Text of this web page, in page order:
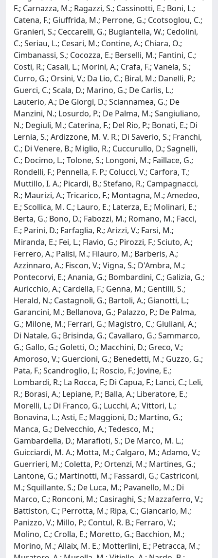
F.; Carnazza, M.; Ragazzi, S.; Cassinotti, E.; Boni, L.;
Catena, F.; Giuffrida, M.; Perrone, G.; Ccotsoglou, C.;
Granieri, S.; Ceccarelli, G.; Bugiantella, W.; Cedolini,
C.; Seriau, L.; Cesari, M.; Contine, A.; Chiara, O.;
Cimbanassi, S.; Cocozza, E.; Berselli, M.; Fantini, C.;
Costi, R.; Casali, L.; Morini, A.; Crafa, F.; Vanela, S.;
Curro, G.; Orsini, V.; Da Lio, C.; Biral, M.; Danelli, P.;
Guerci, C.; Scala, D.; Marino, G.; De Carlis, L.;
Lauterio, A.; De Giorgi, D.; Sciannamea, G.; De
Manzini, N.; Losurdo, P.; De Palma, M.; Sangiuliano,
N.; Degiuli, M.; Caterina, F.; Del Rio, P.; Bonati, E.; Di
Lernia, S.; Ardizzone, M. V. R.; Di Saverio, S.; Franchi,
C.; Di Venere, B.; Miglio, R.; Cuccurullo, D.; Sagnelli,
C.; Docimo, L.; Tolone, S.; Longoni, M.; Faillace, G.;
Rondelli, F.; Pennella, F. P.; Colucci, V.; Carfora, T.;
Muttillo, I. A.; Picardi, B.; Stefano, R.; Campagnacci,
R.; Maurizi, A.; Tricarico, F.; Montagna, M.; Amedeo,
E.; Scollica, M. C.; Lauro, E.; Laterza, E.; Molinari, E.;
Berta, G.; Bono, D.; Fabozzi, M.; Romano, M.; Facci,
E.; Parini, D.; Farfaglia, R.; Arizzi, V.; Farsi, M.;
Miranda, E.; Fei, L.; Flavio, G.; Pirozzi, F.; Sciuto, A.;
Ferrero, A.; Palisi, M.; Filauro, M.; Barberis, A.;
Azzinnaro, A.; Fiscon, V.; Vigna, S.; D'Ambra, M.;
Pontecorvi, E.; Anania, G.; Bombardini, C.; Galizia, G.;
Auricchio, A.; Cardella, F.; Genna, M.; Gentilli, S.;
Herald, N.; Castagnoli, G.; Bartoli, A.; Gianotti, L.;
Garancini, M.; Bellanova, G.; Palazzo, P.; De Palma,
G.; Milone, M.; Ferrari, G.; Magistro, C.; Giuliani, A.;
Di Natale, G.; Brisinda, G.; Cavallaro, G.; Sammarco,
G.; Gallo, G.; Goletti, O.; Macchini, D.; Greco, V.;
Amoroso, V.; Guercioni, G.; Benedetti, M.; Guzzo, G.;
Pata, F.; Scandroglio, I.; Roscio, F.; Jovine, E.;
Lombardi, R.; La Rocca, F.; Di Capua, F.; Lanci, C.; Leli,
R.; Borasi, A.; Lepiane, P.; Balla, A.; Liberatore, E.;
Morelli, L.; Di Franco, G.; Lucchi, A.; Vittori, L.;
Bonavina, L.; Asti, E.; Maggioni, D.; Martino, G.;
Manca, G.; Delvecchio, A.; Tedesco, M.;
Gambardella, D.; Marafioti, S.; De Marco, M. L.;
Guicciardi, M. A.; Motta, M.; Calgaro, M.; Adamo, V.;
Guerrieri, M.; Coletta, P.; Ortenzi, M.; Martines, G.;
Lantone, G.; Martinotti, M.; Fassardi, G.; Castriconi,
M.; Squillante, S.; De Luca, M.; Pavanello, M.; Di
Marco, C.; Ronconi, M.; Casiraghi, S.; Mazzaferro, V.;
Battiston, C.; Perrotta, M.; Ripa, C.; Giancarlo, M.;
Panizzo, V.; Millo, P.; Contul, R. B.; Ferraro, V.;
Molino, C.; Crolla, E.; Moretto, G.; Bacchion, M.;
Morino, M.; Allaix, M. E.; Motterlini, E.; Petracca, M.;